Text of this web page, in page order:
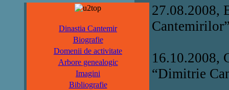
Dinastia Cantemir
Biografie
Domenii de activitate
Arbore genealogic
Imagini
Bibliografie
27.08.2008,
16.10.2008,
“Dimitrie